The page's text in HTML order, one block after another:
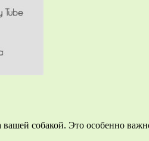
собакой. Это особенно